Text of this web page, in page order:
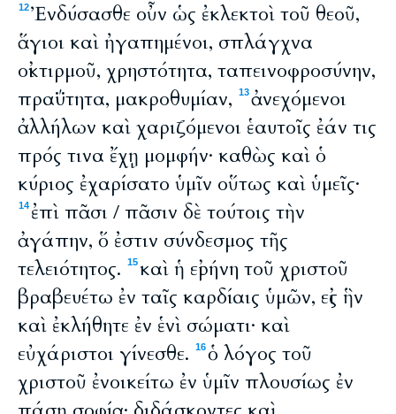
12Ἐνδύσασθε οὖν ὡς ἐκλεκτοὶ τοῦ θεοῦ,
ἅγιοι καὶ ἠγαπημένοι, σπλάγχνα
οἰκτιρμοῦ, χρηστότητα, ταπεινοφροσύνην,
πραΰτητα, μακροθυμίαν,
13ἀνεχόμενοι
ἀλλήλων καὶ χαριζόμενοι ἑαυτοῖς ἐάν τις
πρός τινα ἔχῃ μομφήν· καθὼς καὶ ὁ
κύριος ἐχαρίσατο ὑμῖν οὕτως καὶ ὑμεῖς·
14 ἐπὶ πᾶσι / πᾶσιν δὲ τούτοις τὴν
ἀγάπην, ὅ ἐστιν σύνδεσμος τῆς
τελειότητος.
15καὶ ἡ εἰρήνη τοῦ χριστοῦ
βραβευέτω ἐν ταῖς καρδίαις ὑμῶν, εἰς ἣν
καὶ ἐκλήθητε ἐν ἑνὶ σώματι· καὶ
εὐχάριστοι γίνεσθε.
16ὁ λόγος τοῦ
χριστοῦ ἐνοικείτω ἐν ὑμῖν πλουσίως ἐν